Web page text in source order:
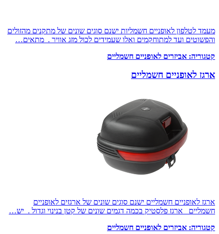
מעמד לטלפון לאופניים חשמליות ישנם סוגים שונים של מתקנים מהזולים
והפשוטים ועד למתוחקמים ואלו שעמידים לכול מזג אוויר . מתאים…
קטגוריה: אביזרים לאופניים חשמליים
ארגז לאופניים חשמליים
ארגז לאופניים חשמליים ישנם סוגים שונים של ארגזים לאופניים
חשמליים ארגז פלסטיק בכמה דגמים שונים של קטן בנינוי וגדול . יש…
קטגוריה: אביזרים לאופניים חשמליים